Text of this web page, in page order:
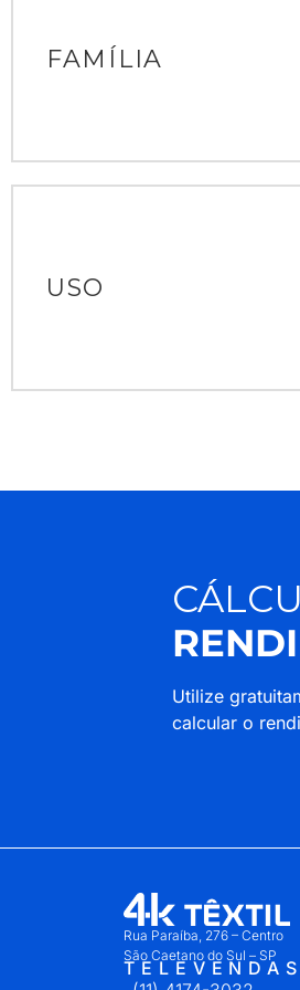
FAMÍLIA
USO
Utilize
calcular o
Rua Paraíba, 276 – Centro
São Caetano do Sul – SP
TELEVENDAS